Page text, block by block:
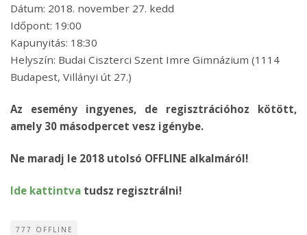
Dátum: 2018. november 27. kedd
Időpont: 19:00
Kapunyitás: 18:30
Helyszín: Budai Ciszterci Szent Imre Gimnázium (1114
Budapest, Villányi út 27.)
Az esemény ingyenes, de regisztrációhoz kötött,
amely 30 másodpercet vesz igénybe.
Ne maradj le 2018 utolsó OFFLINE alkalmáról!
Ide kattintva tudsz regisztrálni!
777 OFFLINE